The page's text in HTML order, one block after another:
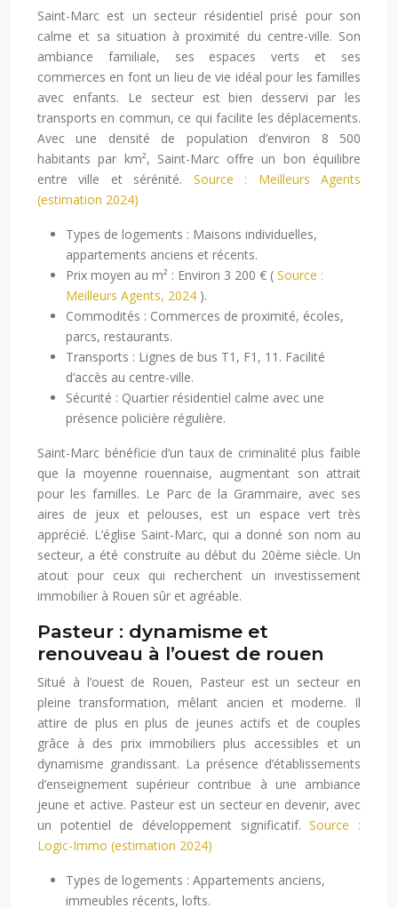
Saint-Marc est un secteur résidentiel prisé pour son
calme et sa situation à proximité du centre-ville. Son
ambiance familiale, ses espaces verts et ses
commerces en font un lieu de vie idéal pour les familles
avec enfants. Le secteur est bien desservi par les
transports en commun, ce qui facilite les déplacements.
Avec une densité de population d’environ 8 500
habitants par km², Saint-Marc offre un bon équilibre
entre ville et sérénité. Source : Meilleurs Agents
(estimation 2024)
Types de logements : Maisons individuelles,
appartements anciens et récents.
Prix moyen au m² : Environ 3 200 € ( Source :
Meilleurs Agents, 2024 ).
Commodités : Commerces de proximité, écoles,
parcs, restaurants.
Transports : Lignes de bus T1, F1, 11. Facilité
d’accès au centre-ville.
Sécurité : Quartier résidentiel calme avec une
présence policière régulière.
Saint-Marc bénéficie d’un taux de criminalité plus faible
que la moyenne rouennaise, augmentant son attrait
pour les familles. Le Parc de la Grammaire, avec ses
aires de jeux et pelouses, est un espace vert très
apprécié. L’église Saint-Marc, qui a donné son nom au
secteur, a été construite au début du 20ème siècle. Un
atout pour ceux qui recherchent un investissement
immobilier à Rouen sûr et agréable.
Pasteur : dynamisme et
renouveau à l’ouest de rouen
Situé à l’ouest de Rouen, Pasteur est un secteur en
pleine transformation, mêlant ancien et moderne. Il
attire de plus en plus de jeunes actifs et de couples
grâce à des prix immobiliers plus accessibles et un
dynamisme grandissant. La présence d’établissements
d’enseignement supérieur contribue à une ambiance
jeune et active. Pasteur est un secteur en devenir, avec
un potentiel de développement significatif.Source :
Logic-Immo (estimation 2024)
Types de logements : Appartements anciens,
immeubles récents, lofts.